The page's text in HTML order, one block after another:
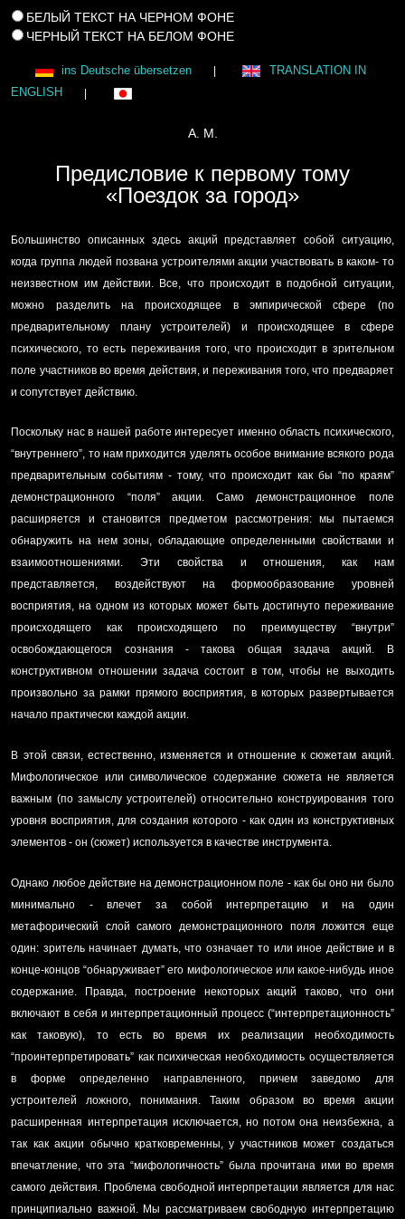
БЕЛЫЙ ТЕКСТ НА ЧЕРНОМ ФОНЕ
ЧЕРНЫЙ ТЕКСТ НА БЕЛОМ ФОНЕ
ins Deutsche übersetzen
TRANSLATION IN
ENGLISH
|
А. М.
Предисловие к первому тому
«Поездок за город»
Большинство описанных здесь акций представляет собой ситуацию,
когда группа людей позвана устроителями акции участвовать в каком- то
неизвестном им действии. Все, что происходит в подобной ситуации,
можно разделить на происходящее в эмпирической сфере (по
предварительному плану устроителей) и происходящее в сфере
психического, то есть переживания того, что происходит в зрительном
поле участников во время действия, и переживания того, что предваряет
и сопутствует действию.
Поскольку нас в нашей работе интересует именно область психического,
“внутреннего”, то нам приходится уделять особое внимание всякого рода
предварительным событиям - тому, что происходит как бы “по краям”
демонстрационного “поля” акции. Само демонстрационное поле
расширяется и становится предметом рассмотрения: мы пытаемся
обнаружить на нем зоны, обладающие определенными свойствами и
взаимоотношениями. Эти свойства и отношения, как нам
представляется, воздействуют на формообразование уровней
восприятия, на одном из которых может быть достигнуто переживание
происходящего как происходящего по преимуществу “внутри”
освобождающегося сознания - такова общая задача акций. В
конструктивном отношении задача состоит в том, чтобы не выходить
произвольно за рамки прямого восприятия, в которых развертывается
начало практически каждой акции.
В этой связи, естественно, изменяется и отношение к сюжетам акций.
Мифологическое или символическое содержание сюжета не является
важным (по замыслу устроителей) относительно конструирования того
уровня восприятия, для создания которого - как один из конструктивных
элементов - он (сюжет) используется в качестве инструмента.
Однако любое действие на демонстрационном поле - как бы оно ни было
минимально - влечет за собой интерпретацию и на один
метафорический слой самого демонстрационного поля ложится еще
один: зритель начинает думать, что означает то или иное действие и в
конце-концов “обнаруживает” его мифологическое или какое-нибудь иное
содержание. Правда, построение некоторых акций таково, что они
включают в себя и интерпретационный процесс (“интерпретационность”
как таковую), то есть во время их реализации необходимость
“проинтерпретировать” как психическая необходимость осуществляется
в форме определенно направленного, причем заведомо для
устроителей ложного, понимания. Таким образом во время акции
расширенная интерпретация исключается, но потом она неизбежна, а
так как акции обычно кратковременны, у участников может создаться
впечатление, что эта “мифологичность” была прочитана ими во время
самого действия. Проблема свободной интерпретации является для нас
принципиально важной. Мы рассматриваем свободную интерпретацию